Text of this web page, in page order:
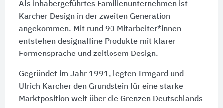
Als inhabergeführtes Familienunternehmen ist
Karcher Design in der zweiten Generation
angekommen. Mit rund 90 Mitarbeiter*innen
entstehen designaffine Produkte mit klarer
Formensprache und zeitlosem Design.
Gegründet im Jahr 1991, legten Irmgard und
Ulrich Karcher den Grundstein für eine starke
Marktposition weit über die Grenzen Deutschlands